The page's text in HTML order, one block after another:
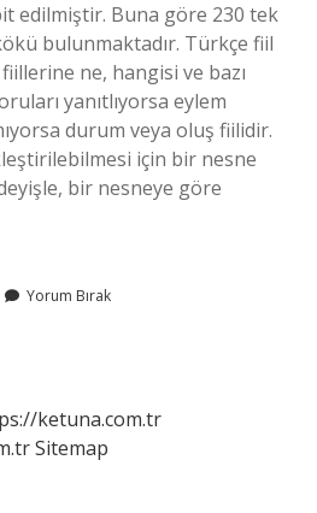
edilmiştir. Buna göre 230 tek
bulunmaktadır. Türkçe fiil
ne, hangisi ve bazı
yanıtlıyorsa eylem
durum veya oluş fiilidir.
için bir nesne
bir nesneye göre
Yorum Bırak
ketuna.com.tr
Sitemap